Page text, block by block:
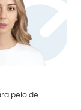
pelo de